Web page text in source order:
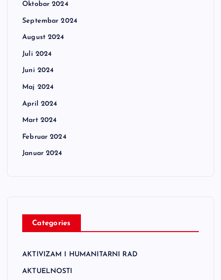
Oktobar 2024
Septembar 2024
August 2024
Juli 2024
Juni 2024
Maj 2024
April 2024
Mart 2024
Februar 2024
Januar 2024
Categories
AKTIVIZAM I HUMANITARNI RAD
AKTUELNOSTI